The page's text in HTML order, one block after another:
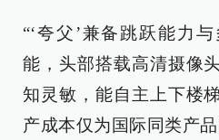
“‘夸父’兼备跳跃能力
能，头部搭载高清摄像
知灵敏，能自主上下楼
产成本仅为国际同类产